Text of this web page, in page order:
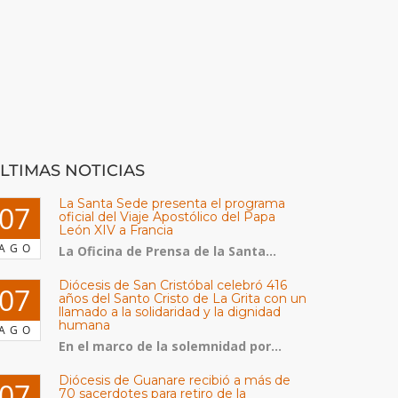
NOTICIAS
La Santa Sede presenta el programa
oficial del Viaje Apostólico del Papa
León XIV a Francia
La Oficina de Prensa de la Santa...
Diócesis de San Cristóbal celebró 416
años del Santo Cristo de La Grita con un
llamado a la solidaridad y la dignidad
humana
En el marco de la solemnidad por...
Diócesis de Guanare recibió a más de
70 sacerdotes para retiro de la